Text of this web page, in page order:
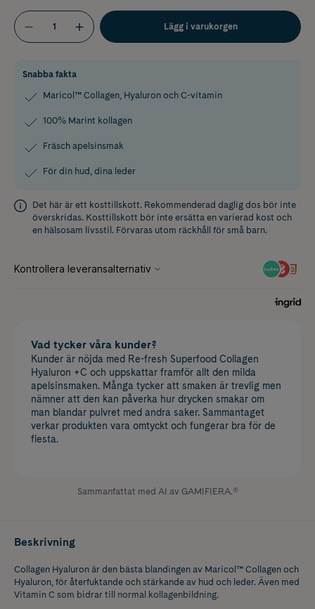
Lägg i varukorgen
Snabba fakta
Maricol™ Collagen, Hyaluron och C-vitamin
100% Marint kollagen
Fräsch apelsinsmak
För din hud, dina leder
Det här är ett kosttillskott. Rekommenderad daglig dos bör inte
överskridas. Kosttillskott bör inte ersätta en varierad kost och
en hälsosam livsstil. Förvaras utom räckhåll för små barn.
Vad tycker våra kunder?
Kunder är nöjda med Re-fresh Superfood Collagen
Hyaluron +C och uppskattar framför allt den milda
apelsinsmaken. Många tycker att smaken är trevlig men
nämner att den kan påverka hur drycken smakar om
man blandar pulvret med andra saker. Sammantaget
verkar produkten vara omtyckt och fungerar bra för de
flesta.
Sammanfattat med AI av GAMIFIERA.®
Beskrivning
Collagen Hyaluron är den bästa blandingen av Maricol™ Collagen och
Hyaluron, för återfuktande och stärkande av hud och leder. Även med
Vitamin C som bidrar till normal kollagenbildning.